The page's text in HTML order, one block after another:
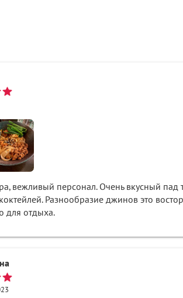
вежливый персонал. Очень вкусный пад
Разнообразие джинов это
для отдыха.